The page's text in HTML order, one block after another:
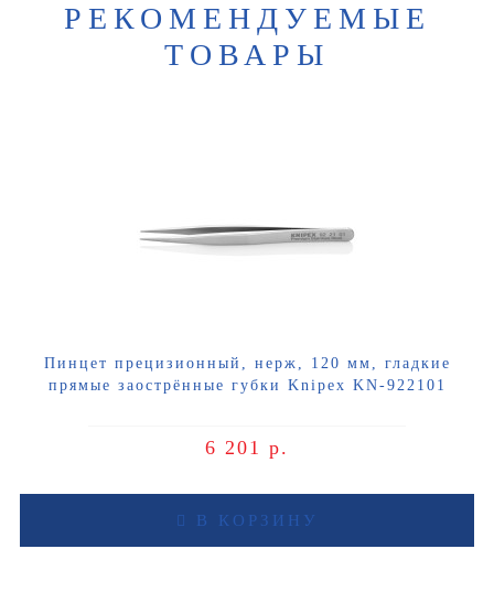
РЕКОМЕНДУЕМЫЕ
ТОВАРЫ
Пинцет прецизионный, нерж, 120 мм, гладкие
прямые заострённые губки Knipex KN-922101
6 201 р.
В КОРЗИНУ